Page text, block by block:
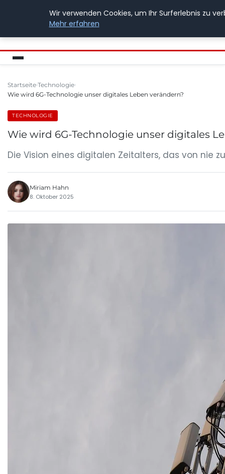
BUSSICHARLY
Startseite Technologie
Wie wird 6G-Technologie unser digitales Leben verändern?
TECHNOLOGIE
Wie wird 6G-Technologie unser digitales
Die Vision eines digitalen Zeitalters, das von nie
Miriam Hahn
8. Oktober 2025
Wir verwenden Cookies, um Ihr Surferlebnis zu
Mehr erfahren